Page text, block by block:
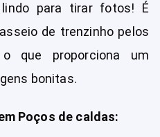
para tirar fotos! É
de trenzinho pelos
que proporciona um
bonitas.
Poços de caldas: